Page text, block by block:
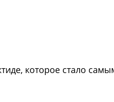
которое стало